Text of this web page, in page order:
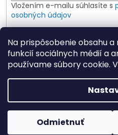
Na prispôsobenie obsahu
funkcií sociálnych médií a
používame súbory cookie.
Odmietnuť
Vložením e-mailu súhlasíte s
osobných údajov
PRIHLÁSIŤ SA
Copyright 2026Elspoin.